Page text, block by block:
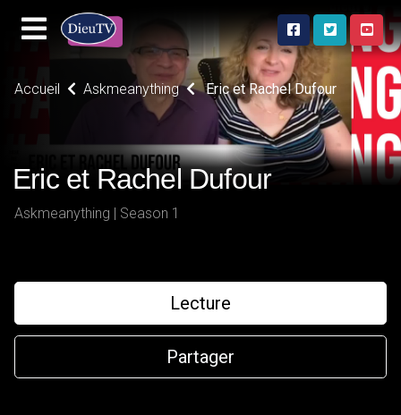
Accueil Askmeanything Eric et Rachel Dufour
Eric et Rachel Dufour
Askmeanything | Season 1
Lecture
Partager